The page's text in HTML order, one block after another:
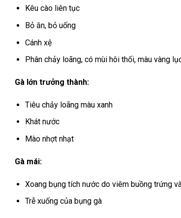
Kêu cào liên tục
Bỏ ăn, bỏ uống
Cánh xệ
Phân chảy loãng, có mùi hôi thối, màu vàng
Gà lớn trưởng thành:
Tiêu chảy loãng màu xanh
Khát nước
Mào nhợt nhạt
Gà mái:
Xoang bụng tích nước do viêm buồng trứng
Trễ xuống của bụng gà